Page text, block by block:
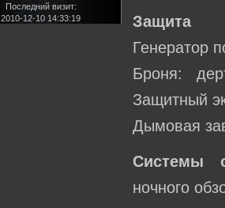
Последний визит:
2010-12-10 14:33:19
Защита
Генератор
Броня:
Защитный
Дымовая
Системы
ночного